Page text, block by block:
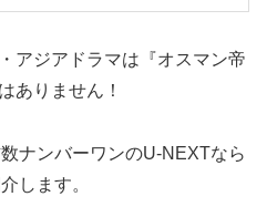
アジアドラマは『オスマン帝
ありません！
ナンバーワンのU-NEXTなら
します。